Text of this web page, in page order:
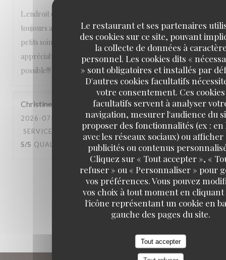
Le restaurant et ses partenaires
des cookies sur ce site, pouvant
la collecte de données à
personnel. Les cookies dits «
» sont obligatoires et installés par
D'autres cookies facultatifs
votre consentement. Ces cookies
facultatifs servent à analyser
navigation, mesurer l'audience du
proposer des fonctionnalités (ex : en
avec les réseaux sociaux) ou afficher
publicités ou contenus
Cliquez sur « Tout accepter », «
refuser » ou « Personnaliser » pour
vos préférences. Vous pouvez
vos choix à tout moment en
l'icône représentant un cookie en
gauche des pages du site.
Tout accepter
L.endroit est calme, niché dans un 6e arrondissement
toujours aussi agréable, le personnel est très sympa et aux
petits soins, les pizzas sont délicieuses et les vins très
appréciables On n’hésite pas à y retourner dès que
possible!!!
Christine
2026-07-15
- 19:30 - COUVERTS 2
SERVICE
AMBIANCE: 5 /5 CUISINE:
5/5 QUALITÉ / PRIX 5/5
1 2 3